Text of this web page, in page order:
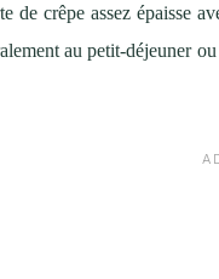
de crêpe assez épaisse
au petit-déjeuner